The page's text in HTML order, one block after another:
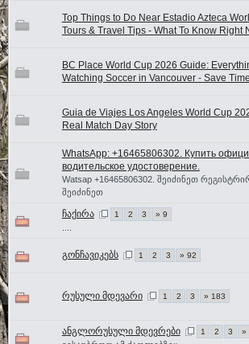
Top Things to Do Near Estadio Azteca
Tours & Travel Tips - What To Know Right
BC Place World Cup 2026 Guide:
Watching Soccer in Vancouver - Save
Guia de Viajes Los Angeles World Cup
Real Match Day Story
WhatsApp: +16465806302. Купить
водительское удостоверение.
Watsap +16465806302. შეიძინეთ
შეიძინეთ
ჩაქირა 1 2 3 » 9
გონჩავიკებს 1 2 3 » 92
რუსული მდევარი 1 2 3 » 183
ანგლორუსული მდევრები 1 2 3 »